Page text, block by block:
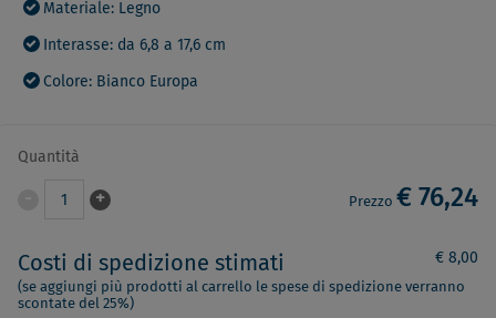
Materiale: Legno
Interasse: da 6,8 a 17,6 cm
Colore: Bianco Europa
Quantità
1 + Prezzo € 76,24
Costi di spedizione stimati € 8,00
(se aggiungi più prodotti al carrello le spese di spedizione verranno
scontate del 25%)